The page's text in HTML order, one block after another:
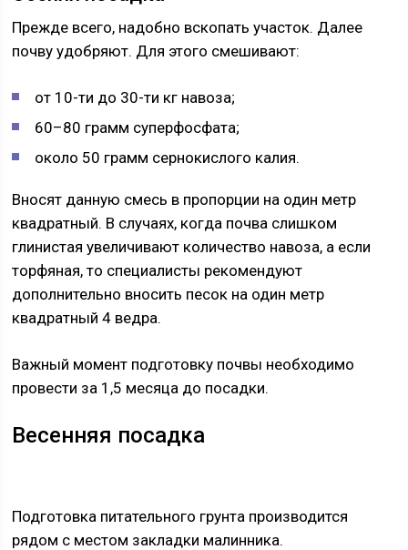
Прежде всего, надобно вскопать участок. Далее
почву удобряют. Для этого смешивают:
от 10-ти до 30-ти кг навоза;
60–80 грамм суперфосфата;
около 50 грамм сернокислого калия.
Вносят данную смесь в пропорции на один метр
квадратный. В случаях, когда почва слишком
глинистая увеличивают количество навоза, а если
торфяная, то специалисты рекомендуют
дополнительно вносить песок на один метр
квадратный 4 ведра.
Важный момент подготовку почвы необходимо
провести за 1,5 месяца до посадки.
Весенняя посадка
Подготовка питательного грунта производится
рядом с местом закладки малинника.